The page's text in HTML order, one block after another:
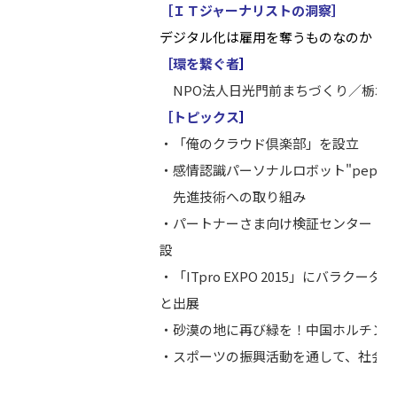
［ＩＴジャーナリストの洞察］
デジタル化は雇用を奪うものなのか！
［環を繋ぐ者］
NPO法人日光門前まちづくり／栃木
［トピックス］
・「俺のクラウド倶楽部」を設立
・感情認識パーソナルロボット
先進技術への取り組み
・パートナーさま向け検証センター「
設
・「ITpro EXPO 2015」にバラクーダ
と出展
・砂漠の地に再び緑を！中国ホルチン
・スポーツの振興活動を通して、社会